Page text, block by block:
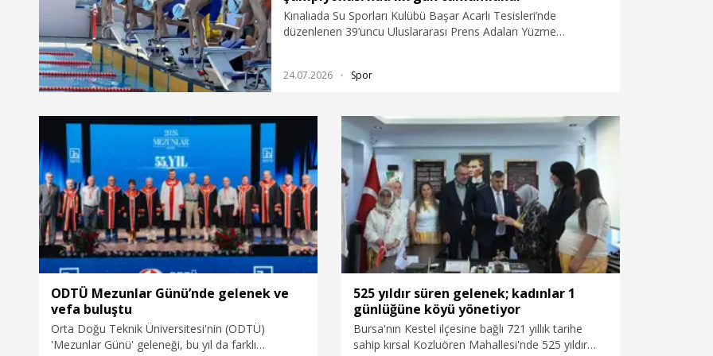
Kulübü’nden 400m serbest yarışında 3.56.08’lik derecesi ile
Özgür Yonca prens oldu.
Kınalıada Su Sporları Kulübü Başar Acarlı Tesisleri’nde
düzenlenen 39’uncu Uluslararası Prens Adaları Yüzme
finallerinde madalya mücadelesi verdi.
24.07.2026 Spor
ODTÜ Mezunlar Günü’nde gelenek ve
vefa buluştu
Orta Doğu Teknik Üniversitesi'nin (ODTÜ)
'Mezunlar Günü' geleneği, bu yıl da farklı
525 yıldır süren gelenek; kadınlar 1
günlüğüne köyü yönetiyor
Bursa'nın Kestel ilçesine bağlı 721 yıllık tarihe
sahip kırsal Kozluören Mahallesi'nde 525 yıldır